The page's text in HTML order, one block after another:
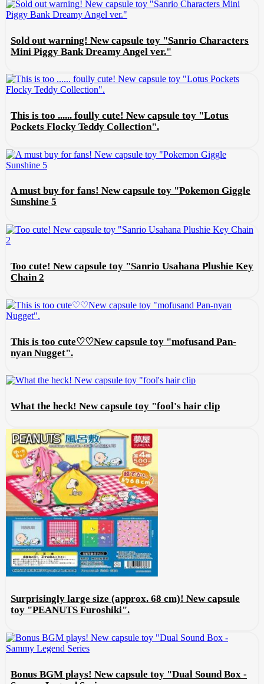
Sold out warning! New capsule toy "Sanrio Characters
Mini Piggy Bank Dreamy Angel ver."
This is too ...... foully cute! New capsule toy "Lotus
Pockets Flocky Teddy Collection".
A must buy for fans! New capsule toy "Pokemon Giggle
Sunshine 5
Too cute! New capsule toy "Sanrio Usahana Plushie Key
Chain 2
This is too cute♡♡New capsule toy "mofusand Pan-
nyan Nugget".
What the heck! New capsule toy "fool's hair clip
Surprisingly large size (approx. 68 cm)! New capsule
toy "PEANUTS Furoshiki".
Bonus BGM plays! New capsule toy "Dual Sound Box -